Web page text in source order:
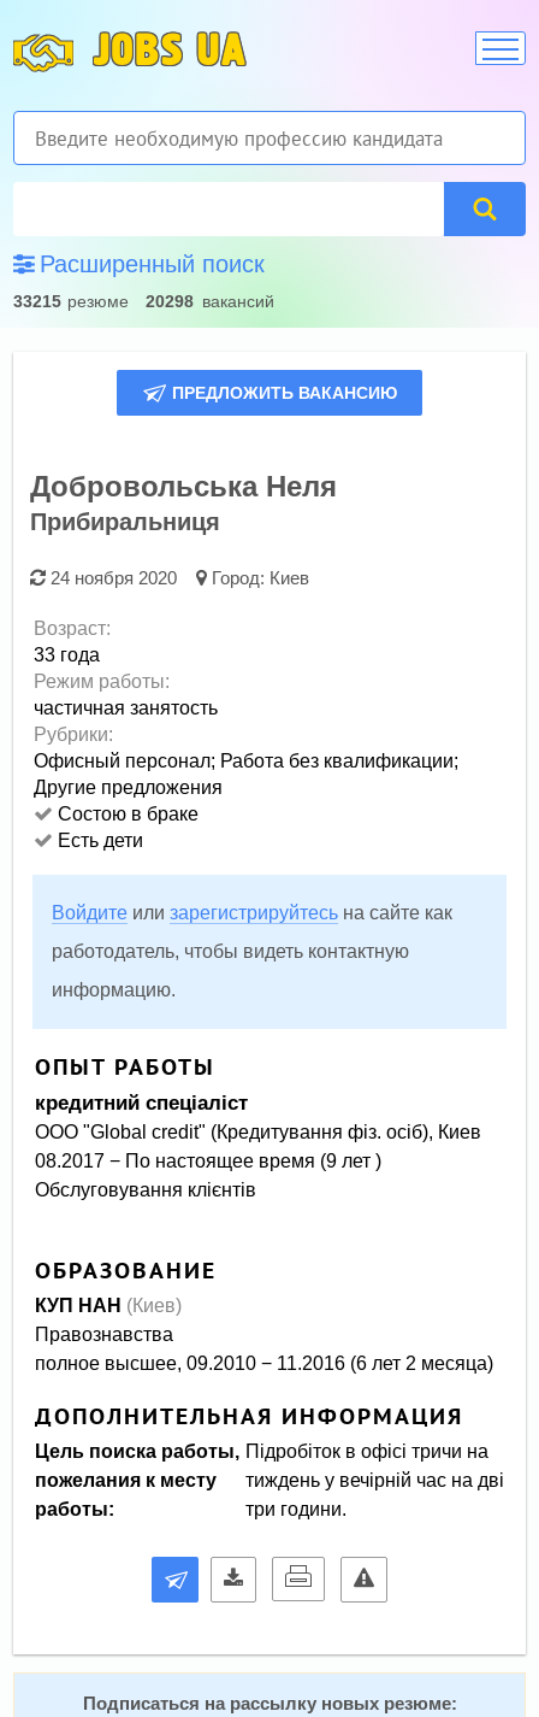
JOBS UA
Расширенный поиск
33215 резюме 20298 вакансий
ПРЕДЛОЖИТЬ ВАКАНСИЮ
Добровольська Неля
Прибиральниця
24 ноября 2020 Город: Киев
Возраст:
33 года
Режим работы:
частичная занятость
Рубрики:
Офисный персонал; Работа без квалификации;
Другие предложения
Состою в браке
Есть дети
Войдите илизарегистрируйтесь на сайте как
работодатель, чтобы видеть контактную
информацию.
ОПЫТ РАБОТЫ
кредитний спеціаліст
ООО "Global credit" (Кредитування фіз. осіб), Киев
08.2017 − По настоящее время (9 лет )
Обслуговування клієнтів
ОБРАЗОВАНИЕ
КУП НАН (Киев)
Правознавства
полное высшее, 09.2010 − 11.2016 (6 лет 2 месяца)
ДОПОЛНИТЕЛЬНАЯ ИНФОРМАЦИЯ
Цель поиска работы,
пожелания к месту
работы:
Підробіток в офісі тричи на
тиждень у вечірній час на дві
три години.
Подписаться на рассылку новых резюме: